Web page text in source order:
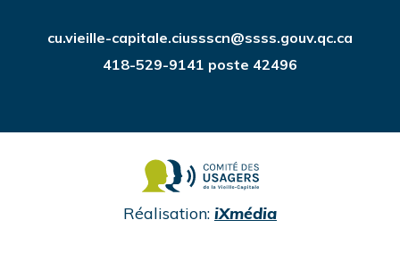
cu.vieille-capitale.ciussscn@ssss.gouv.qc.ca
418-529-9141 poste 42496
Réalisation: iXmédiaundefined